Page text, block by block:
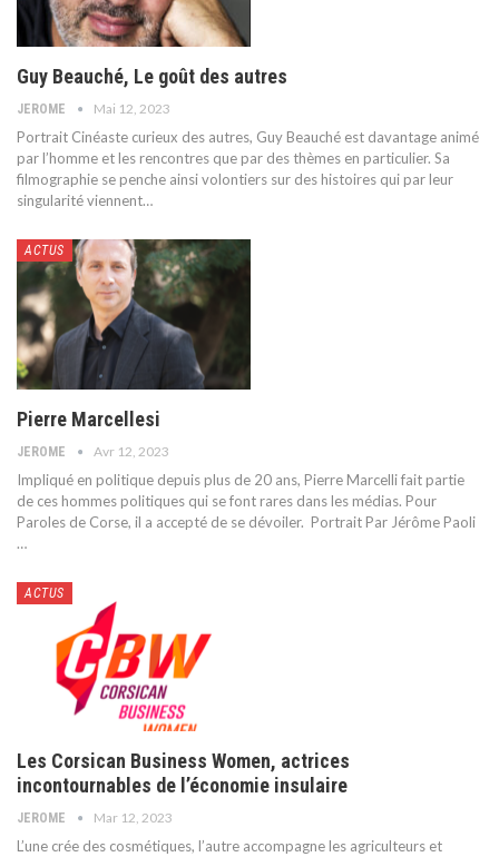
Guy Beauché, Le goût des autres
JEROME Mai 12, 2023
Portrait Cinéaste curieux des autres, Guy Beauché est davantage animé
par l’homme et les rencontres que par des thèmes en particulier. Sa
filmographie se penche ainsi volontiers sur des histoires qui par leur
singularité viennent…
ACTUS
Pierre Marcellesi
JEROME Avr 12, 2023
Impliqué en politique depuis plus de 20 ans, Pierre Marcelli fait partie
de ces hommes politiques qui se font rares dans les médias. Pour
Paroles de Corse, il a accepté de se dévoiler. Portrait Par Jérôme Paoli
…
ACTUS
Les Corsican Business Women, actrices
incontournables de l’économie insulaire
JEROME Mar 12, 2023
L’une crée des cosmétiques, l’autre accompagne les agriculteurs et